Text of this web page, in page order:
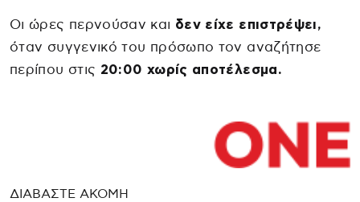
Οι ώρες περνούσαν και δεν είχε επιστρέψει,
όταν συγγενικό του πρόσωπο τον αναζήτησε
περίπου στις 20:00 χωρίς αποτέλεσμα.
ΔΙΑΒΑΣΤΕ ΑΚΟΜΗ